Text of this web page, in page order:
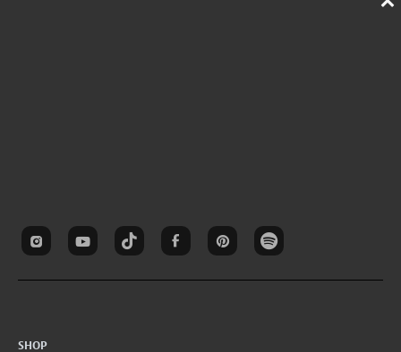
SHOP